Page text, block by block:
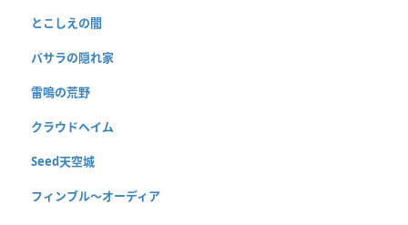
とこしえの闇
バサラの隠れ家
雷鳴の荒野
クラウドヘイム
Seed天空城
フィンブル〜オーディア